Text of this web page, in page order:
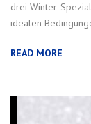
drei Winter-
idealen
READ MORE